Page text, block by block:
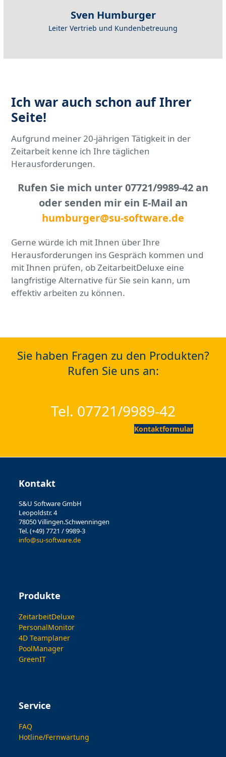
Sven Humburger
Leiter Vertrieb und Kundenbetreuung
Ich war auch schon auf Ihrer
Seite!
Aufgrund meiner 20-jährigen Tätigkeit in der
Zeitarbeit kenne ich Ihre täglichen
Herausforderungen.
Rufen Sie mich unter 07721/9989-42 an
oder senden mir ein E-Mail an
humburger@su-software.de
Gerne würde ich mit Ihnen über Ihre
Herausforderungen ins Gespräch kommen und
mit Ihnen prüfen, ob ZeitarbeitDeluxe eine
langfristige Alternative für Sie sein kann, um
effektiv arbeiten zu können.
Sie haben Fragen zu den Produkten?
Rufen Sie uns an:
Tel. 07721/9989-42
Kontaktformular
Kontakt
S&U Software GmbH
Leopoldstr. 4
78050 Villingen.Schwenningen
Tel. (+49) 7721 / 9989-3
info@su-software.de
Produkte
ZeitarbeitDeluxe
PersonalMonitor
4D Teamplaner
PoolManager
GreenIT
Service
FAQ
Hotline/Fernwartung